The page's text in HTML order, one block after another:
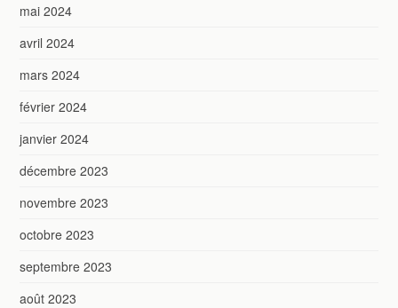
mai 2024
avril 2024
mars 2024
février 2024
janvier 2024
décembre 2023
novembre 2023
octobre 2023
septembre 2023
août 2023